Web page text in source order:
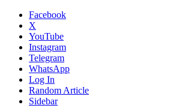
Facebook
X
YouTube
Instagram
Telegram
WhatsApp
Log In
Random Article
Sidebar